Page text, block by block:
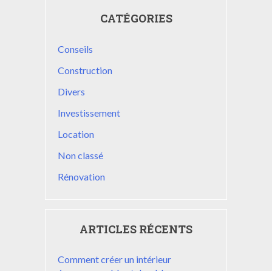
CATÉGORIES
Conseils
Construction
Divers
Investissement
Location
Non classé
Rénovation
ARTICLES RÉCENTS
Comment créer un intérieur